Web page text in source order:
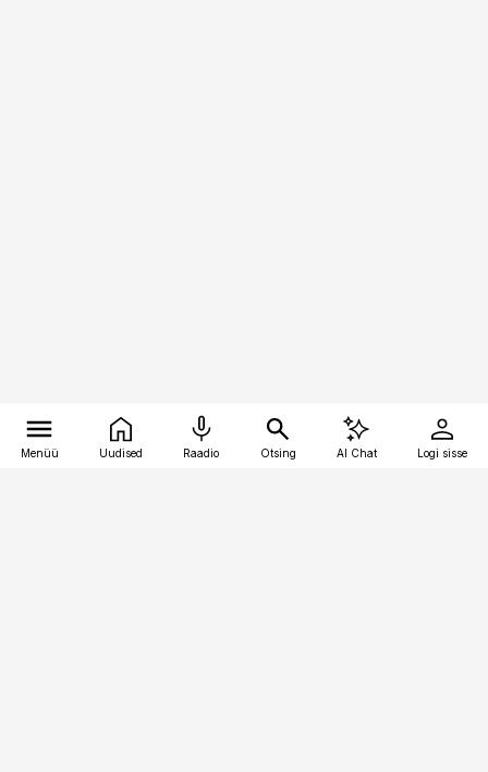
Menüü Uudised Raadio Otsing AI Chat Logi sisse